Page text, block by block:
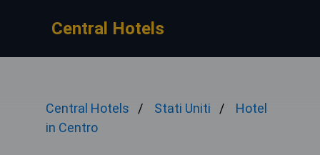
Central Hotels
Central Hotels Stati Uniti
Hotel
in Centro